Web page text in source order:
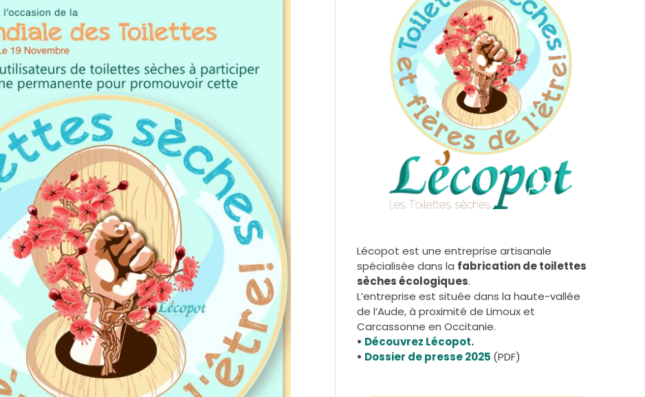
Lécopot est une entreprise artisanale
spécialisée dans la fabrication de toilettes
sèches écologiques.
L’entreprise est située dans la haute-vallée
de l’Aude, à proximité de Limoux et
Carcassonne en Occitanie.
• Découvrez Lécopot.
• Dossier de presse 2025 (PDF)